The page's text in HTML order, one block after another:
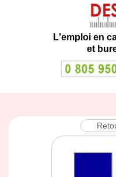
L'emploi en
et